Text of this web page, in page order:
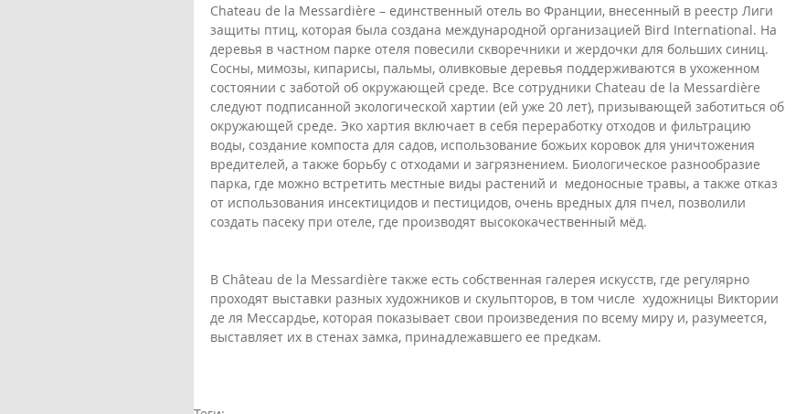
Chateau de la Messardière – единственный отель во Франции, внесенный в реестр Лиги
защиты птиц, которая была создана международной организацией Bird International. На
деревья в частном парке отеля повесили скворечники и жердочки для больших синиц.
Сосны, мимозы, кипарисы, пальмы, оливковые деревья поддерживаются в ухоженном
состоянии с заботой об окружающей среде. Все сотрудники Chateau de la Messardière
следуют подписанной экологической хартии (ей уже 20 лет), призывающей заботиться об
окружающей среде. Эко хартия включает в себя переработку отходов и фильтрацию
воды, создание компоста для садов, использование божьих коровок для уничтожения
вредителей, а также борьбу с отходами и загрязнением. Биологическое разнообразие
парка, где можно встретить местные виды растений и  медоносные травы, а также отказ
от использования инсектицидов и пестицидов, очень вредных для пчел, позволили
создать пасеку при отеле, где производят высококачественный мёд.
В Château de la Messardière также есть собственная галерея искусств, где регулярно
проходят выставки разных художников и скульпторов, в том числе  художницы Виктории
де ля Мессардье, которая показывает свои произведения по всему миру и, разумеется,
выставляет их в стенах замка, принадлежавшего ее предкам.